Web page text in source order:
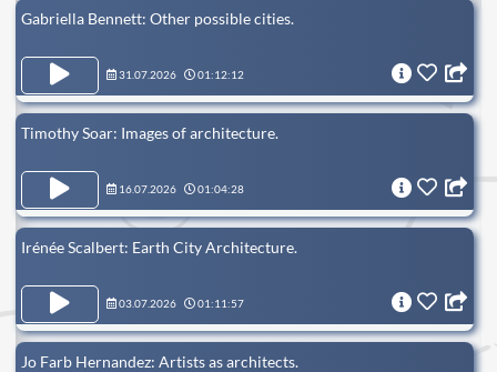
Gabriella Bennett: Other possible cities.
31.07.2026 01:12:12
Timothy Soar: Images of architecture.
16.07.2026 01:04:28
Irénée Scalbert: Earth City Architecture.
03.07.2026 01:11:57
Jo Farb Hernandez: Artists as architects.